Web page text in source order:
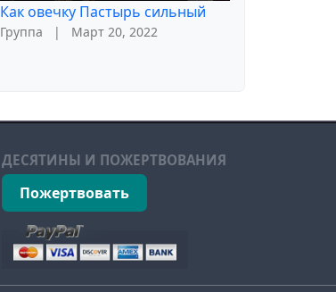
Как овечку Пастырь сильный
Группа | Март 20, 2022
ДЕСЯТИНЫ И ПОЖЕРТВОВАНИЯ
Пожертвовать